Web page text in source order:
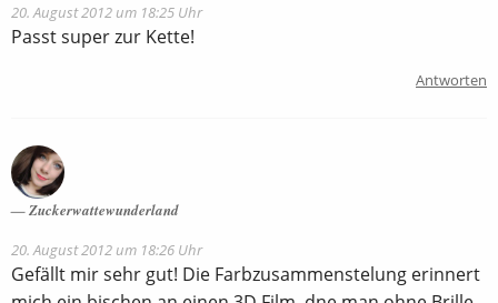
20. August 2012 um 18:25 Uhr
Passt super zur Kette!
Antworten
Zuckerwattewunderland
20. August 2012 um 18:26 Uhr
Gefällt mir sehr gut! Die Farbzusammenstelung erinnert